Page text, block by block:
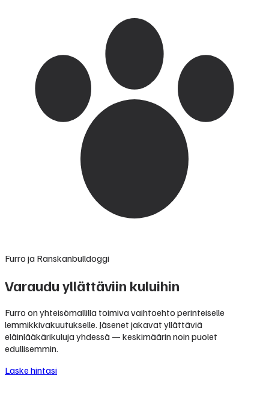
Furro ja Ranskanbulldoggi
Varaudu yllättäviin kuluihin
Furro on yhteisömallilla toimiva vaihtoehto perinteiselle
lemmikkivakuutukselle. Jäsenet jakavat yllättäviä
eläinlääkärikuluja yhdessä — keskimäärin noin puolet
edullisemmin.
Laske hintasi